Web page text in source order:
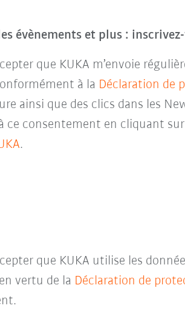
évènements et plus :
que KUKA m’envoie
à la Déclaration de
ainsi que des clics dans les
ce consentement en cliquant
.
que KUKA utilise les
vertu de la Déclaration de